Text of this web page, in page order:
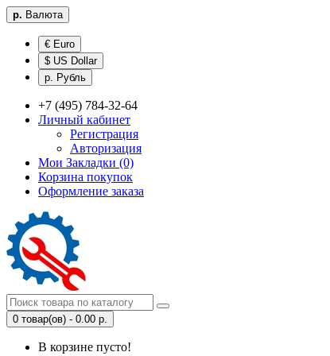
р. Валюта
€ Euro
$ US Dollar
р. Рубль
+7 (495) 784-32-64
Личный кабинет
Регистрация
Авторизация
Мои Закладки (0)
Корзина покупок
Оформление заказа
0 товар(ов) - 0.00 р.
В корзине пусто!